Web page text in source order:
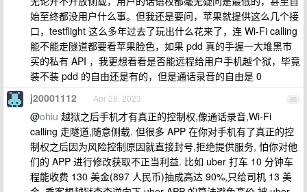
始至终都没用户什么事。但我还是要问，苹果就提供这么几个接
口，testflight 这么多年过去了玩出什么花来了，连 Wi-Fi calling
能不能走隧道都要看苹果脸色，如果 pdd 真的手握一大堆黑市
买的私有 API ，我更想看看是否能远程给用户手机越个狱，毕竟
装不装 pdd 的自由还是有的，但是通话录音的自由是 0
86
j20001112 Apr 28, 2023
@ohiu 越狱之后手机才有真正的控制权,像通话录音,Wi-Fi
calling 走隧道,随意侧载. 但很多 APP 在你对手机有了真正的控
制权之后因为风险控制原因就直接封号,拒绝提供服务, 怕你对他
们的 APP 进行修改获取不正当利益. 比如 uber 打车 10 分钟车
程能收费 130 美金(897 人民币)抽成高达 90%,只给司机 13 美